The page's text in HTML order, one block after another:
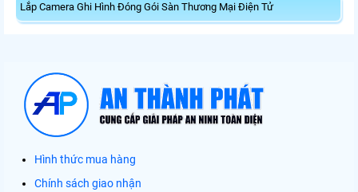
Lắp Camera Ghi Hình Đóng Gói Sàn Thương Mại Điện Tử
Hình thức mua hàng
Chính sách giao nhận